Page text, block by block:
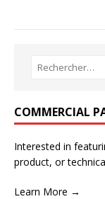
COMMERCIAL
Interested in
product, or
Learn More →